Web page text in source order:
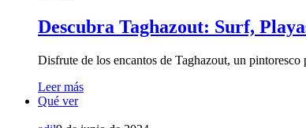
Descubra Taghazout: Surf,
Disfrute de los encantos de Taghazout, un
Leer más
Qué ver